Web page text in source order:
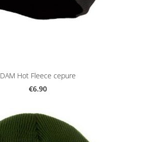
DAM Hot Fleece cepure
€6.90